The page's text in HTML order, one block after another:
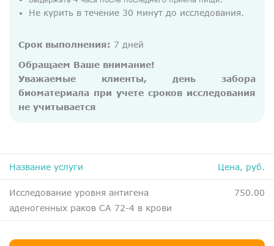
Главная
Контакты
Не курить в течение 30 минут до исследования.
Срок выполнения: 7 дней
Обращаем Ваше внимание!
Уважаемые клиенты, день забора
биоматериала при учете сроков исследования
не учитывается
Название услуги Цена, руб.
Исследование уровня антигена
аденогенных раков CА 72-4 в крови
750.00